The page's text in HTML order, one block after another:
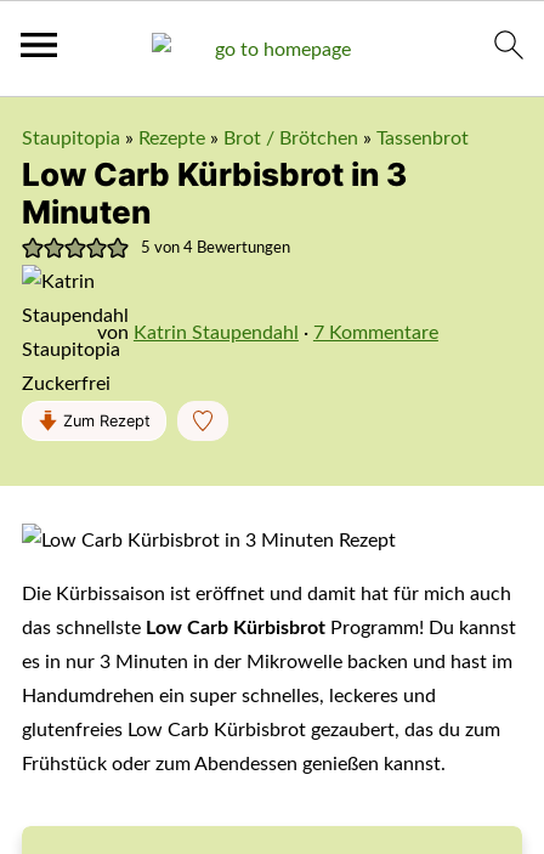
Staupitopia » Rezepte» Brot / Brötchen » Tassenbrot
Low Carb Kürbisbrot in 3
Minuten
5 von 4Bewertungen
von Katrin Staupendahl · 7 Kommentare
Zum Rezept
Die Kürbissaison ist eröffnet und damit hat für mich auch
das schnellste Low Carb Kürbisbrot Programm! Du kannst
es in nur 3 Minuten in der Mikrowelle backen und hast im
Handumdrehen ein super schnelles, leckeres und
glutenfreies Low Carb Kürbisbrot gezaubert, das du zum
Frühstück oder zum Abendessen genießen kannst.